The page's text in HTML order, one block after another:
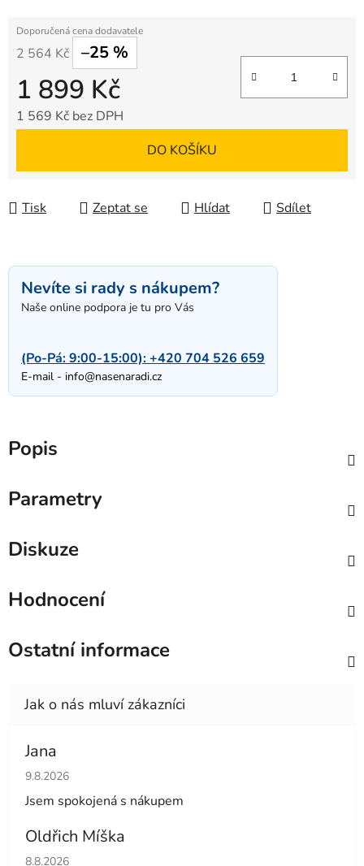
2 564 Kč –25 %
1 899 Kč
1 569 Kč bez DPH
DO KOŠÍKU
Tisk Zeptat se Hlídat Sdílet
Nevíte si rady s nákupem?
Naše online podpora je tu pro Vás
(Po-Pá: 9:00-15:00):+420 704 526 659
E-mail - info@nasenaradi.cz
Popis
Parametry
Diskuze
Hodnocení
Ostatní informace
Jana
Hodnocení obchodu je 5 z 5 hvězdiček.
9.8.2026
Jsem spokojená s nákupem
Oldřich Míška
Hodnocení obchodu je 5 z 5 hvězdiček.
8.8.2026